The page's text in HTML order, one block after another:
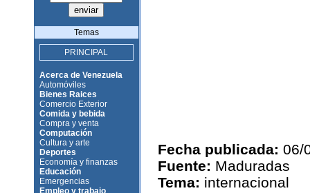
Temas
PRINCIPAL
Acerca de Venezuela
Automóviles
Bienes Raices
Comercio Exterior
Comida y bebida
Compra y venta
Computación
Cultura y arte
Deportes
Economía y finanzas
Educación
Emergencias
Empleo y trabajo
Fecha publicada: 06/
Fuente: Maduradas
Tema: internacional